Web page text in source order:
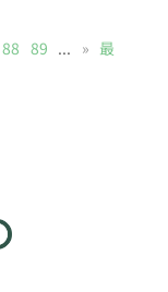
88 89 ... » 最